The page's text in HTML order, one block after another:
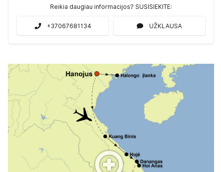
Reikia daugiau informacijos? SUSISIEKITE:
+37067681134 UŽKLAUSA